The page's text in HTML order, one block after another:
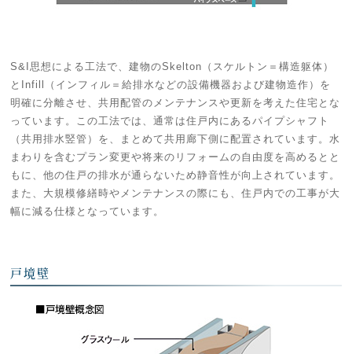
S&I思想による工法で、建物のSkelton（スケルトン＝構造躯体）
とInfill（インフィル＝給排水などの設備機器および建物造作）を
明確に分離させ、共用配管のメンテナンスや更新を考えた住宅とな
っています。この工法では、通常は住戸内にあるパイプシャフト
（共用排水竪管）を、まとめて共用廊下側に配置されています。水
まわりを含むプラン変更や将来のリフォームの自由度を高めるとと
もに、他の住戸の排水が通らないため静音性が向上されています。
また、大規模修繕時やメンテナンスの際にも、住戸内での工事が大
幅に減る仕様となっています。
戸境壁